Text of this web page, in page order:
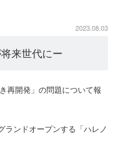
2023.08.03
来世代にー
再開発」の問題について報
ランドオープンする「ハレノ